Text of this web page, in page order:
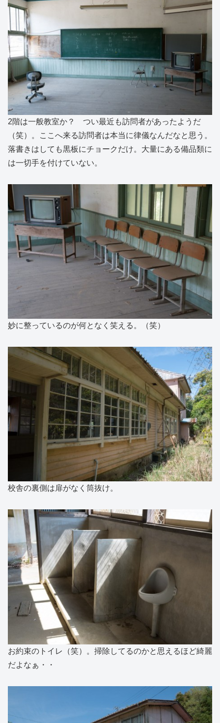
2階は一般教室か？ つい最近も訪問者があったようだ
（笑）。ここへ来る訪問者は本当に律儀なんだなと思う。
落書きはしても黒板にチョークだけ。大量にある備品類に
は一切手を付けていない。
妙に整っているのが何となく笑える。（笑）
校舎の裏側は扉がなく筒抜け。
お約束のトイレ（笑）。掃除してるのかと思えるほど綺麗
だよなぁ・・